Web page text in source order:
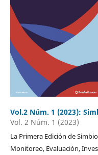
Vol.2 Núm. 1 (2023):
Vol. 2 Núm. 1 (2023)
La Primera Edición de
Monitoreo, Evaluación,